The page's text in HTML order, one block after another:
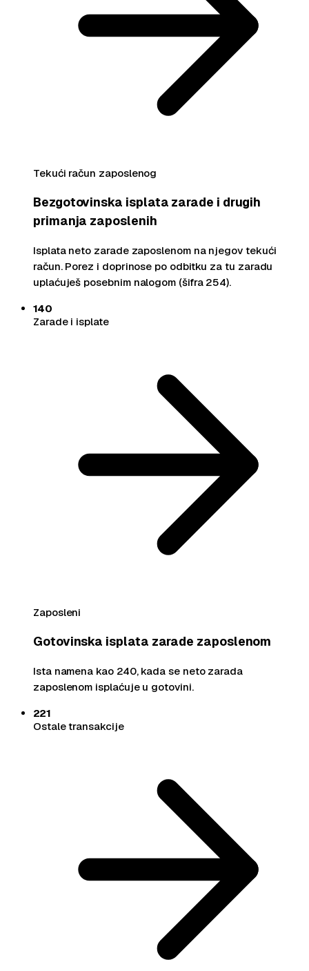
Tekući račun zaposlenog
Bezgotovinska isplata zarade i drugih
primanja zaposlenih
Isplata neto zarade zaposlenom na njegov tekući
račun. Porez i doprinose po odbitku za tu zaradu
uplaćuješ posebnim nalogom (šifra 254).
140
Zarade i isplate
Zaposleni
Gotovinska isplata zarade zaposlenom
Ista namena kao 240, kada se neto zarada
zaposlenom isplaćuje u gotovini.
221
Ostale transakcije